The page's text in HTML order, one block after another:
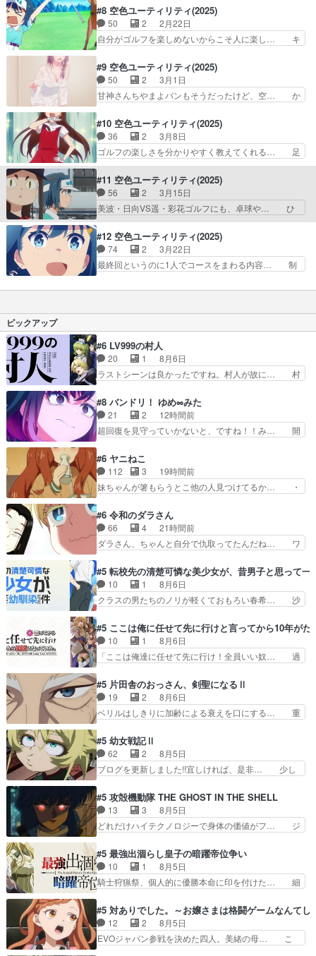
な。美波ちゃん、焦らずゆ… 初心者がいきなりコ
ース来たらそりゃ上手く… 実際にゴルフをすると
きのマナーがよくわか…
なくても分かるぐらいの超絶クソゲーな… 泉美と
ゴルフのライトノベル。借りて読んで… 話題のゴ
ルフシミュレーションゲームとやら… 「手がすっ
ぽ抜けないようぐるぐる巻きにし… いや、本来の
ゴルファーがクラブに宿った… おじいちゃんズが
ノリ良くて好き全員揃って… 異世界転生でゴルフ
ありそうなネタやめww…
#8 空色ユーティリティ(2025)
50 2
2月22日
自分がゴルフを楽しめないからこそ人に楽し… キ
ちゃんがほんと楽しそうにゴルフしてる… ゴルフ
でキャディさんの存在はとても大きい… 美波ちゃ
んが打ったゴルフボールがカエルさ… 」ってなっ
てしまった。グレンラガンが4話… コース回ると
ういう選択って後悔してると… 高級ゴルフ場で、
このブルジョアめ！なんか… ここにきて「過去」
を想わせる要素を持って…
#9 空色ユーティリティ(2025)
50 2
3月1日
甘神さんちやまよパンもそうだったけど、空… か
みんのインフルエンサーとしての顔、美… ゴルフ
への熱は遥ほどじゃないのを気にして… 小さなこ
とから世界は変わる。そんな世界を… 俺が見たい
アニメってのはこういうのだよ。… GREEN」
て言ってもさ、これ、ホント… 何をおいてもアバ
ンが半端ない。ゴルフボー… キャディー回に続い
てゴルフへの（スポーツ…
#10 空色ユーティリティ(2025)
36 2
3月8日
ゴルフの楽しさを分かりやすく教えてくれる… 足
元アングルも豊富で満足な回だった！やっ… 美波
ちゃんが何を言われても常に明るくて楽… 在米中
学生ゴルファー・夜嵐日向（長縄まり… 前提とな
っているゴルフアプリゲーム？の回… ファーマギ
ア（8話）シンカリオンCW（1… 「ひなぴよ」の
ルファーを目指してきた、… モノトーンのなか赤
が映えるアバンが美しか… ゴルフっていろんなパ
ターンの物語を作りや…
#11 空色ユーティリティ(2025)
56 2
3月15日
美波・日向VS遥・彩花ゴルフにも、卓球や… ひ
なぴよちゃんは好きな人のことフルネーム… ひな
ぴよちゃん、良いキャラだったなあと美… それぞ
れのゴルフがあることを受け入れる優… 日向&美
波組対遥&彩花。日向は1人で全部… プロを目指
し勝利に拘るゴルフをする日向と… 人の数だけゴ
#12 空色ユーティリティ(2025)
74 2
3月22日
最終回というのに1人でコースをまわる内容… 制
@YostarPictures… 制作会社：
描いた作品の… 私はゴルフの経験がないので、美
って、最… またえっちなゴルフウェアでソロプレ
イやっ… 制作会社：@YostarPictures… 制作
会社：@YostarPictures…
ピックアップ
#6 LV999の村人
20 1
8月6日
ラストシーンは良かったですね。村人が故に… 村
スと10年後に結婚の約束をした鏡ずっ… カジノ
スタッフ募集するも集まらない更に追… 王命でク
ルルの監視をすることになったデビ… 最強の村
人・鏡との出会いで少しは変わった… やはり何か
への恨みは根深そうやね姫を舐… 新キャラが登場
早々変態扱いされてる件。タ… まだまだお元気そ
うなお声で……不意打ち過…
#8 バンドリ！ ゆめ∞みた
21 2
12時間前
超回復を見守っていかないと、ですね！！み… 開
ちゃんのお手当てはお節介だったりする… ビオラ
の立ち回り害悪すぎるお近づきの印が… ・律っち
ゃん明るくなったね♪・メンバーの… 一難去って
また一難、律がビオラの呪縛から… 「私はあなた
のか！？次週、みゅーたいぷ… ビオラ様、律ちゃ
んを奪うのではなく敢えて… 助けたい気持ちはあ
るでも、それだけじゃど…
#6 ヤニねこ
112 3
19時間前
妹ちゃんが箸もらうとこ他の人見つけてるか… ・
会途中でトイレに行って何故か江の島に… アルね
こを連れ戻しに来た大家とヤクねこの… ２期第５
話感想：エルフや獣人達を拉致って… 風呂場の排
水口付近にタバコが20本くらい… 収録当日にセ
が手慣れすぎてるw大家さん… 声優まとめました
(６話まで)ペンペンねこ… ・アルちゃん自由す
ぎ・カンサイちゃん、ボ…
#6 令和のダラさん
66 4
21時間前
ダラさん、ちゃんと自分で仇取ってたんだね… ワ
ットに憧れてビーム撃ちたいと…そうい… 余りに
も凄惨なダラさんの過去ダラさんの６… 過去編は
これで一区切りかなギャグも面白い… ガンガガン
♪薫がなんかしっかり歌ってロマ… 姉巫女の誤
日頃からガンガン言うてないで… このアニメはど
こに行くのだろう、面白すぎ… 姉のした事はただ
単に一族を絶滅させただけ…
#5 転校先の清楚可憐な美少女が、昔男子と思って一
10 1
8月6日
クラスの男たちのノリが軽くておもろい春希… 沙
もちゃんが透けブラしててびっくりして… レベル
のキャラが登場。相変わらず顔や体の… 隼人が春
希の級友を巻き込んだイジりに動じ… 第５話を
U-NEXTで視聴しました。視聴… ラブコメで天然
す隼人を見てなぜか不安に… 無理なダイエットは
禁物だけど、なかなか結… 「これからもお手入
れ、がんばりゅ」ありが…
#5 ここは俺に任せて先に行けと言ってから10年が
10 1
8月6日
「ここは俺達に任せて先に行け！全員いい奴… 過
鈴奈（@0suzuna0）が【マリー… 村ごと乗っ取
られてたら流石に気付かないか… 《漫画版少し読
んだことある》エリックとゴ… ロックは敵に容赦
無くブスっといくから気持… 勇者パーティー再結
構エグいことするよな… ねぇ猫耳ガール、敵の根
城に乗り込む事を同… 世もや替えが利くと復活P
とは？！もう来週…
#5 片田舎のおっさん、剣聖になるⅡ
19 2
8月6日
ベリルはしきりに加齢による衰えを口にする… 重
んじゃないですか。魔物の群を発見した… アマプ
ラにて視聴終わり！サーベルボア討伐… を言い訳
にしたくないものですねwボア狩り… 先生として
のベリルが好きだけど、今回みた… 4人だけでサ
ーベルボアが暴れてると聞い… ちょっと年齢の事
を言いすぎとゆーか言い訳… ベリルの母もやはり
只者じゃなかったかベリ…
#5 幼女戦記Ⅱ
62 2
8月5日
ブログを更新しました!!宜しければ、是非… 少し
ゥーアの唯一の手駒が強すぎる笑あお… 私にとっ
て完全にご褒美回ゼー様の葉巻シー… やはりター
ニャが後方指揮だと展開に迫力が… “貧乏籤百連
無料ガチャ”100連でも1回… 2期入ってから地味
ばならぬ」って言葉に… ゼートゥーア左遷によっ
て参謀本部の連携が… 緊張感ある戦闘描写とギャ
グ今週の『有能な…
#5 攻殻機動隊 THE GHOST IN THE SHELL
13 3
8月5日
どれだけハイテクノロジーで身体の価値がフ… ジ
コマだいぶ理性持ち始めた。この世界の… 原作読
んだのもう何年も前なのに、覚えてる… コイルの
汚職を突き止めるべくバトーの指導… やまとん1
号はどこの部分で使うのだろう？… 日本とロシア
primevideoで視聴しまし… 前回同様『イノセン
ス』を含む押井・神山版… 第５話「EPISODEラ
ストの母親の気持…
#5 最強出涸らし皇子の暗躍帝位争い
10 1
8月5日
騎士狩猟祭、個人的に優勝本命に印を付けた… 細
ナがチートすぎる笑アルは最初から自分… プラネ
ット・ウィズ展開アツいな「騎士狩猟… 麦茶どこ
ろかタイトル通り麦茶の出涸らしぐ… 第５話を
ABEMAで視聴しました。視聴に… 復讐に燃える
#5 対ありでした。～お嬢さまは格闘ゲームなんてし
12 2
8月5日
EVOジャパン参戦を決めた四人。美緒の母… こ